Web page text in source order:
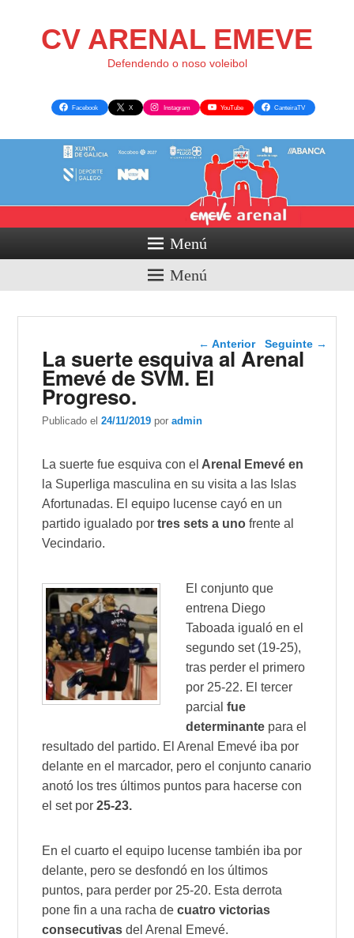
CV ARENAL EMEVE
Defendendo o noso voleibol
Facebook X Instagram YouTube CanteiraTV
Menú
Menú
Navegador de artigos
← Anterior Seguinte →
La suerte esquiva al Arenal
Emevé de SVM. El
Progreso.
Publicado el24/11/2019 poradmin
La suerte fue esquiva con el Arenal Emevé en
la Superliga masculina en su visita a las Islas
Afortunadas. El equipo lucense cayó en un
partido igualado portres sets a uno frente al
Vecindario.
El conjunto que
entrena Diego
Taboada igualó en el
segundo set (19-25),
tras perder el primero
por 25-22. El tercer
parcialfue
determinante para el
resultado del partido. El Arenal Emevé iba por
delante en el marcador, pero el conjunto canario
anotó los tres últimos puntos para hacerse con
el set por 25-23.
En el cuarto el equipo lucense también iba por
delante, pero se desfondó en los últimos
puntos, para perder por 25-20. Esta derrota
pone fin a una racha decuatro victorias
consecutivasdel Arenal Emevé.